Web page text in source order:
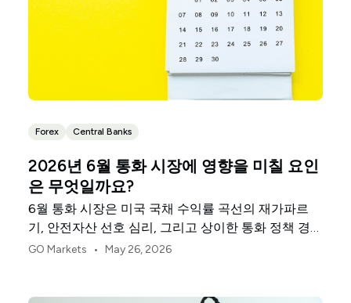
Forex Central Banks
2026년 6월 통화 시장에 영향을 미칠 요인
은 무엇일까요?
6월 통화 시장은 미국 국채 수익률 곡선의 재가파르
기, 안전자산 선호 심리, 그리고 상이한 통화 정책 경로
에 의해 형성되고 있습니다.
GO Markets • May 26, 2026